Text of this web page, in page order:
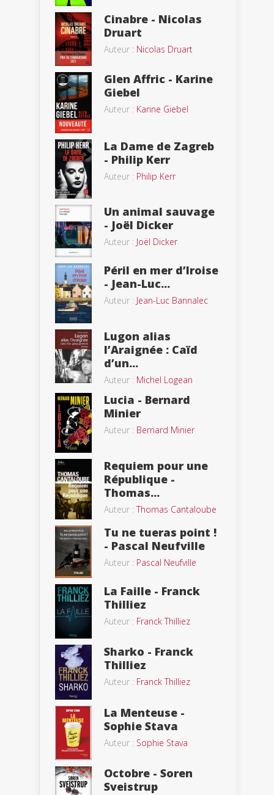
Cinabre - Nicolas
Druart
Auteur : Nicolas Druart
Glen Affric - Karine
Giebel
Auteur : Karine Giebel
La Dame de Zagreb
- Philip Kerr
Auteur : Philip Kerr
Un animal sauvage
- Joël Dicker
Auteur : Joël Dicker
Péril en mer d’Iroise
- Jean-Luc...
Auteur : Jean-Luc Bannalec
Lugon alias
l’Araignée : Caïd
d’un...
Auteur : Michel Logean
Lucia - Bernard
Minier
Auteur : Bernard Minier
Requiem pour une
République -
Thomas...
Auteur :Thomas Cantaloube
Tu ne tueras point !
- Pascal Neufville
Auteur : Pascal Neufville
La Faille - Franck
Thilliez
Auteur : Franck Thilliez
Sharko - Franck
Thilliez
Auteur : Franck Thilliez
La Menteuse -
Sophie Stava
Auteur : Sophie Stava
Octobre - Soren
Sveistrup